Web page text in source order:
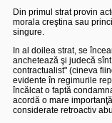
Din primul strat provin
morala creştina sau
singure.
In al doilea strat, se
anchetează şi judecă
contractualist" (cineva
evidente în regimurile
încălcat o faptă
acordă o mare
considerate retroactiv